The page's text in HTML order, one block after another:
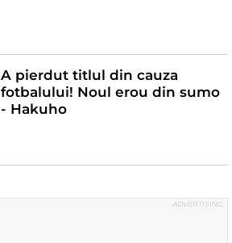
A pierdut titlul din cauza
fotbalului! Noul erou din sumo
- Hakuho